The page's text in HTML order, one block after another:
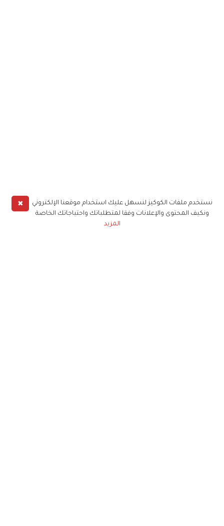
✖
نستخدم ملفات الكوكيز لنسهل عليك استخدام موقعنا الإلكتروني
ونكيف المحتوى والإعلانات وفقا لمتطلباتك واحتياجاتك الخاصة
المزيد